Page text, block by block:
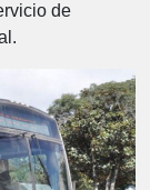
de